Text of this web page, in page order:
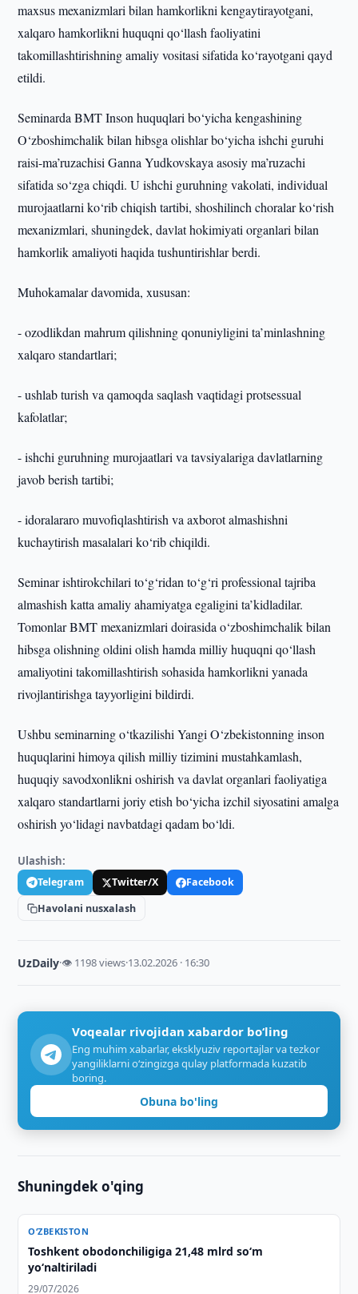
maxsus mexanizmlari bilan hamkorlikni kengaytirayotgani,
xalqaro hamkorlikni huquqni qo‘llash faoliyatini
takomillashtirishning amaliy vositasi sifatida ko‘rayotgani qayd
etildi.
Seminarda BMT Inson huquqlari bo‘yicha kengashining
O‘zboshimchalik bilan hibsga olishlar bo‘yicha ishchi guruhi
raisi-ma’ruzachisi Ganna Yudkovskaya asosiy ma’ruzachi
sifatida so‘zga chiqdi. U ishchi guruhning vakolati, individual
murojaatlarni ko‘rib chiqish tartibi, shoshilinch choralar ko‘rish
mexanizmlari, shuningdek, davlat hokimiyati organlari bilan
hamkorlik amaliyoti haqida tushuntirishlar berdi.
Muhokamalar davomida, xususan:
- ozodlikdan mahrum qilishning qonuniyligini ta’minlashning
xalqaro standartlari;
- ushlab turish va qamoqda saqlash vaqtidagi protsessual
kafolatlar;
- ishchi guruhning murojaatlari va tavsiyalariga davlatlarning
javob berish tartibi;
- idoralararo muvofiqlashtirish va axborot almashishni
kuchaytirish masalalari ko‘rib chiqildi.
Seminar ishtirokchilari to‘g‘ridan to‘g‘ri professional tajriba
almashish katta amaliy ahamiyatga egaligini ta’kidladilar.
Tomonlar BMT mexanizmlari doirasida o‘zboshimchalik bilan
hibsga olishning oldini olish hamda milliy huquqni qo‘llash
amaliyotini takomillashtirish sohasida hamkorlikni yanada
rivojlantirishga tayyorligini bildirdi.
Ushbu seminarning o‘tkazilishi Yangi O‘zbekistonning inson
huquqlarini himoya qilish milliy tizimini mustahkamlash,
huquqiy savodxonlikni oshirish va davlat organlari faoliyatiga
xalqaro standartlarni joriy etish bo‘yicha izchil siyosatini amalga
oshirish yo‘lidagi navbatdagi qadam bo‘ldi.
Ulashish:
Telegram Twitter/X
Facebook
Havolani nusxalash
UzDaily·👁 1198 views·13.02.2026 · 16:30
Voqealar rivojidan xabardor bo‘ling
Eng muhim xabarlar, eksklyuziv reportajlar va tezkor
yangiliklarni o‘zingizga qulay platformada kuzatib
boring.
Obuna bo'ling
Shuningdek o'qing
O‘ZBEKISTON
Toshkent obodonchiligiga 21,48 mlrd so‘m
yo‘naltiriladi
29/07/2026